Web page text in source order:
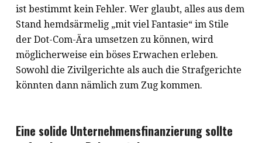
ist bestimmt kein Fehler. Wer glaubt, alles aus dem
Stand hemdsärmelig „mit viel Fantasie“ im Stile
der Dot-Com-Ära umsetzen zu können, wird
möglicherweise ein böses Erwachen erleben.
Sowohl die Zivilgerichte als auch die Strafgerichte
könnten dann nämlich zum Zug kommen.
Eine solide Unternehmensfinanzierung sollte